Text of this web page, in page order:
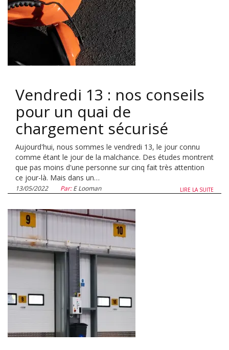
Vendredi 13 : nos conseils
pour un quai de
chargement sécurisé
Aujourd'hui, nous sommes le vendredi 13, le jour connu
comme étant le jour de la malchance. Des études montrent
que pas moins d'une personne sur cinq fait très attention
ce jour-là. Mais dans un…
LIRE LA SUITE
13/05/2022 Par:E Looman